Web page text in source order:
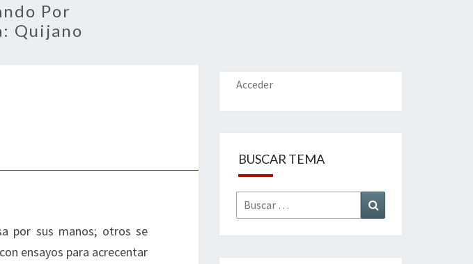
Por
Quijano
por sus manos; otros se
ensayos para acrecentar
Acceder
BUSCAR TEMA
Buscar
por: